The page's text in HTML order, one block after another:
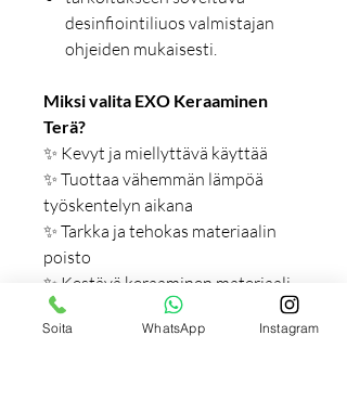
desinfiointiliuos valmistajan
ohjeiden mukaisesti.
Miksi valita EXO Keraaminen
Terä?
✨ Kevyt ja miellyttävä käyttää
✨ Tuottaa vähemmän lämpöä
työskentelyn aikana
✨ Tarkka ja tehokas materiaalin
poisto
✨ Kestävä keraaminen materiaali
✨ Soveltuu ammattimaiseen
käyttöön
Soita WhatsApp Instagram